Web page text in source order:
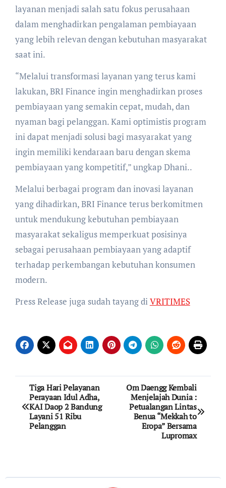
layanan menjadi salah satu fokus perusahaan
dalam menghadirkan pengalaman pembiayaan
yang lebih relevan dengan kebutuhan masyarakat
saat ini.
“Melalui transformasi layanan yang terus kami
lakukan, BRI Finance ingin menghadirkan proses
pembiayaan yang semakin cepat, mudah, dan
nyaman bagi pelanggan. Kami optimistis program
ini dapat menjadi solusi bagi masyarakat yang
ingin memiliki kendaraan baru dengan skema
pembiayaan yang kompetitif,” ungkap Dhani..
Melalui berbagai program dan inovasi layanan
yang dihadirkan, BRI Finance terus berkomitmen
untuk mendukung kebutuhan pembiayaan
masyarakat sekaligus memperkuat posisinya
sebagai perusahaan pembiayaan yang adaptif
terhadap perkembangan kebutuhan konsumen
modern.
Press Release juga sudah tayang diVRITIMES
Post
navigation
Tiga Hari Pelayanan
Perayaan Idul Adha,
KAI Daop 2 Bandung
Layani 51 Ribu
Pelanggan
Om Daengg Kembali
Menjelajah Dunia :
Petualangan Lintas
Benua “Mekkah to
Eropa” Bersama
Lupromax